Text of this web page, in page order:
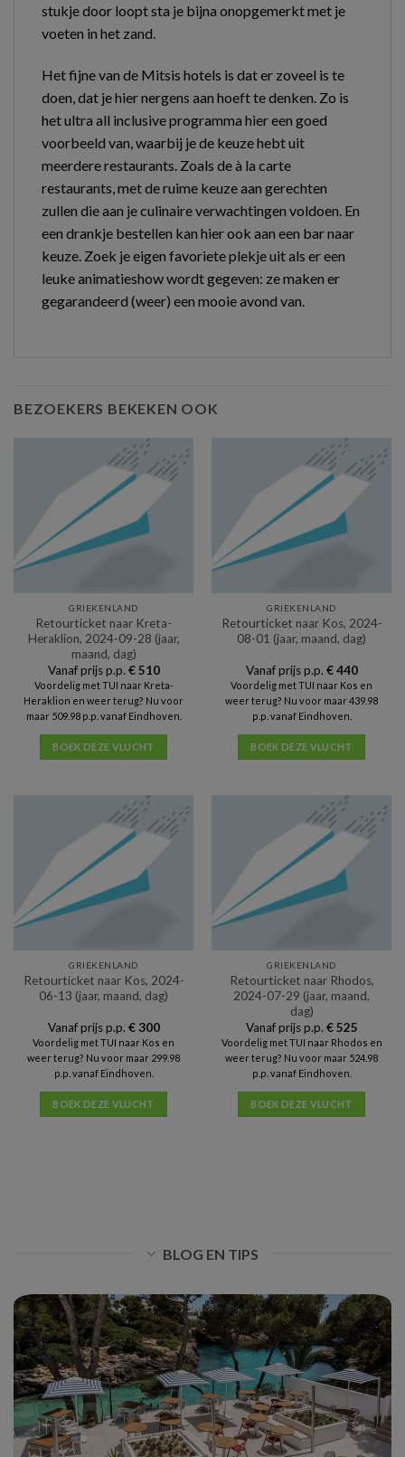
stukje door loopt sta je bijna onopgemerkt met je
voeten in het zand.
Het fijne van de Mitsis hotels is dat er zoveel is te
doen, dat je hier nergens aan hoeft te denken. Zo is
het ultra all inclusive programma hier een goed
voorbeeld van, waarbij je de keuze hebt uit
meerdere restaurants. Zoals de à la carte
restaurants, met de ruime keuze aan gerechten
zullen die aan je culinaire verwachtingen voldoen. En
een drankje bestellen kan hier ook aan een bar naar
keuze. Zoek je eigen favoriete plekje uit als er een
leuke animatieshow wordt gegeven: ze maken er
gegarandeerd (weer) een mooie avond van.
BEZOEKERS BEKEKEN OOK
GRIEKENLAND
Retourticket naar Kreta-
Heraklion, 2024-09-28 (jaar,
maand, dag)
Vanaf prijs p.p. €510
Voordelig met TUI naar Kreta-
Heraklion en weer terug? Nu voor
maar 509.98 p.p. vanaf Eindhoven.
BOEK DEZE VLUCHT
GRIEKENLAND
Retourticket naar Kos, 2024-
08-01 (jaar, maand, dag)
Vanaf prijs p.p. €440
Voordelig met TUI naar Kos en
weer terug? Nu voor maar 439.98
p.p. vanaf Eindhoven.
BOEK DEZE VLUCHT
GRIEKENLAND
Retourticket naar Kos, 2024-
06-13 (jaar, maand, dag)
Vanaf prijs p.p. €300
Voordelig met TUI naar Kos en
weer terug? Nu voor maar 299.98
p.p. vanaf Eindhoven.
BOEK DEZE VLUCHT
GRIEKENLAND
Retourticket naar Rhodos,
2024-07-29 (jaar, maand,
dag)
Vanaf prijs p.p. €525
Voordelig met TUI naar Rhodos en
weer terug? Nu voor maar 524.98
p.p. vanaf Eindhoven.
BOEK DEZE VLUCHT
BLOG EN TIPS